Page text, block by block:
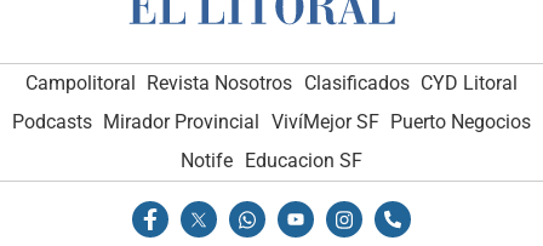
Campolitoral Revista Nosotros Clasificados CYD Litoral
Podcasts Mirador Provincial VivíMejor SF Puerto Negocios
Notife Educacion SF